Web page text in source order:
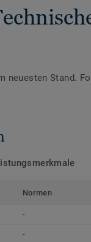
neuesten Stand.
Normen
-
-